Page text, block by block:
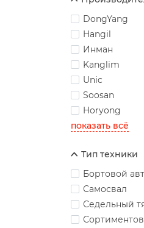
DongYang
Hangil
Инман
Kanglim
Unic
Soosan
Horyong
показать всё
Тип техники
Бортовой
Самосвал
Седельный